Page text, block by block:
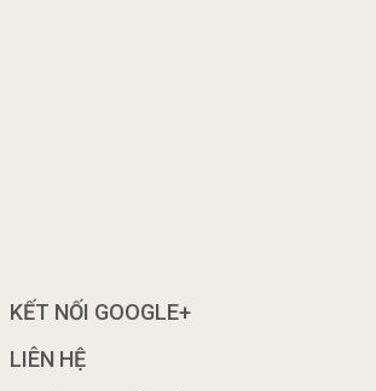
KẾT NỐI GOOGLE+
LIÊN HỆ